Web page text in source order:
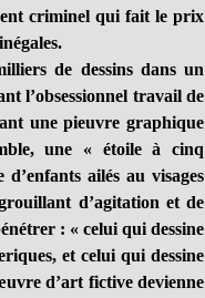
criminel qui fait le prix
de dessins dans un
l’obsessionnel travail de
une pieuvre graphique
une « étoile à cinq
ailés au visages
d’agitation et de
: « celui qui dessine
et celui qui dessine
d’art fictive devienne